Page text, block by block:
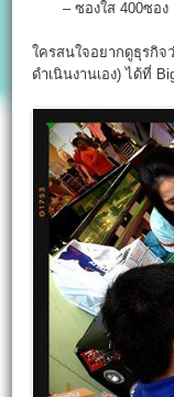
– ซองใส 400ซอง
ใครสนใจอยากดูธุรกิจ
ดำเนินงานเอง) ได้ที่